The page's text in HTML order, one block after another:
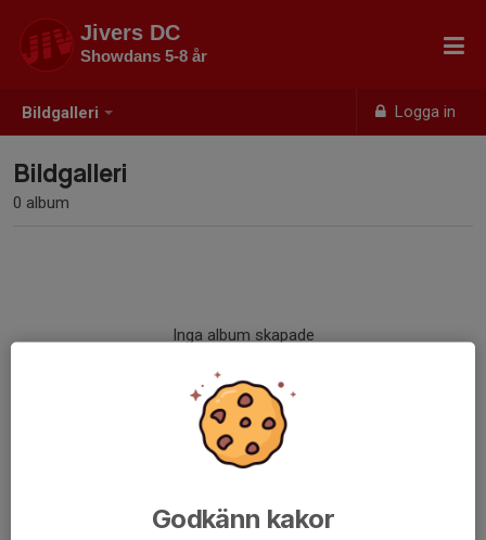
Bildgalleri Logga in
Jivers DC
Showdans 5-8 år
Bildgalleri
0 album
Inga album skapade
Godkänn kakor